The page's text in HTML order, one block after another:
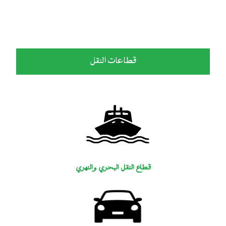
قطاعات النقل
قطاع النقل البحري والنهري